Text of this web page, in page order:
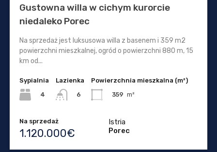
Gustowna willa w cichym kurorcie
niedaleko Porec
Na sprzedaż jest luksusowa willa z basenem i 359 m2
powierzchni mieszkalnej, ogród o powierzchni 880 m, 15
km od...
Sypialnia
4
Lazienka
6
Powierzchnia mieszkalna (m²)
359 m²
Na sprzedaż
1.120.000€
Istria
Porec